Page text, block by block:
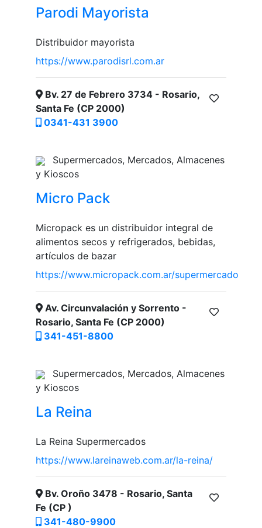
Parodi Mayorista
Distribuidor mayorista
https://www.parodisrl.com.ar
Bv. 27 de Febrero 3734 - Rosario,
Santa Fe (CP 2000)
0341-431 3900
Supermercados, Mercados, Almacenes
y Kioscos
Micro Pack
Micropack es un distribuidor integral de
alimentos secos y refrigerados, bebidas,
artículos de bazar
https://www.micropack.com.ar/supermercado
Av. Circunvalación y Sorrento -
Rosario, Santa Fe (CP 2000)
341-451-8800
Supermercados, Mercados, Almacenes
y Kioscos
La Reina
La Reina Supermercados
https://www.lareinaweb.com.ar/la-reina/
Bv. Oroño 3478 - Rosario, Santa
Fe (CP )
341-480-9900